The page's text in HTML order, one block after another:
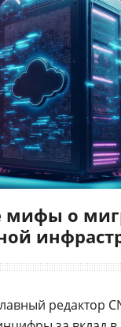
мифы о
редактор